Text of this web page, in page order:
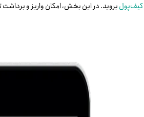
کیف‌پولبروید. در این بخش، امکان واریز و